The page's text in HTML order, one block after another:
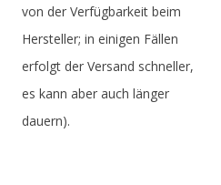
von der Verfügbarkeit beim
Hersteller; in einigen Fällen
erfolgt der Versand schneller,
es kann aber auch länger
dauern).